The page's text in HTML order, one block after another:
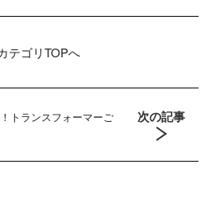
テゴリTOPへ
トランスフォーマーご
次の記事